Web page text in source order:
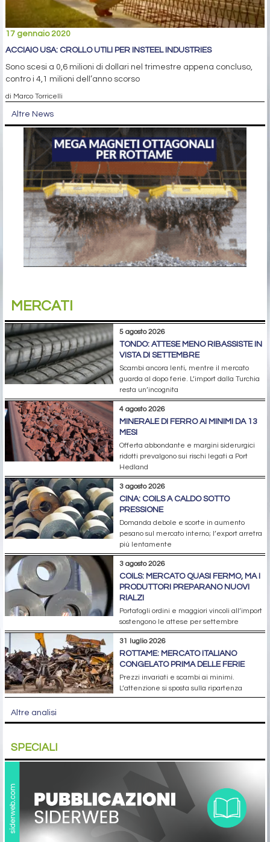
17 gennaio 2020
ACCIAIO USA: CROLLO UTILI PER INSTEEL INDUSTRIES
Sono scesi a 0,6 milioni di dollari nel trimestre appena concluso,
contro i 4,1 milioni dell’anno scorso
di Marco Torricelli
Altre News
MERCATI
5 agosto 2026
TONDO: ATTESE MENO RIBASSISTE IN
VISTA DI SETTEMBRE
Scambi ancora lenti, mentre il mercato
guarda al dopo ferie. L’import dalla Turchia
resta un’incognita
4 agosto 2026
MINERALE DI FERRO AI MINIMI DA 13
MESI
Offerta abbondante e margini siderurgici
ridotti prevalgono sui rischi legati a Port
Hedland
3 agosto 2026
CINA: COILS A CALDO SOTTO
PRESSIONE
Domanda debole e scorte in aumento
pesano sul mercato interno; l’export arretra
più lentamente
3 agosto 2026
COILS: MERCATO QUASI FERMO, MA I
PRODUTTORI PREPARANO NUOVI
RIALZI
Portafogli ordini e maggiori vincoli all’import
sostengono le attese per settembre
31 luglio 2026
ROTTAME: MERCATO ITALIANO
CONGELATO PRIMA DELLE FERIE
Prezzi invariati e scambi ai minimi.
L’attenzione si sposta sulla ripartenza
Altre analisi
SPECIALI